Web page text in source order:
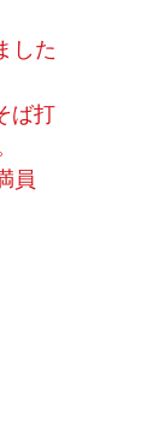
ば打